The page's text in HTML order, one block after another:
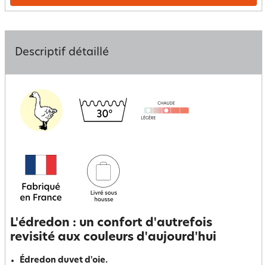
Descriptif détaillé
L'édredon : un confort d'autrefois
revisité aux couleurs d'aujourd'hui
Édredon duvet d'oie.